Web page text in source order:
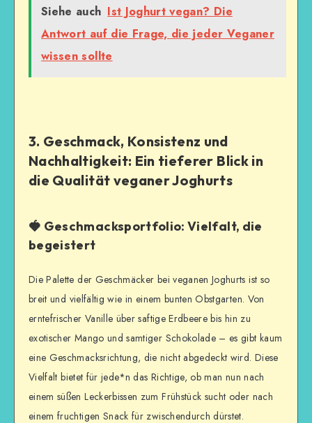
Siehe auch Ist Joghurt vegan? Die
Antwort auf die Frage, die jeder Veganer
wissen sollte
3. Geschmack, Konsistenz und
Nachhaltigkeit: Ein tieferer Blick in
die Qualität veganer Joghurts
🍓 Geschmacksportfolio: Vielfalt, die
begeistert
Die Palette der Geschmäcker bei veganen Joghurts ist so
breit und vielfältig wie in einem bunten Obstgarten. Von
erntefrischer Vanille über saftige Erdbeere bis hin zu
exotischer Mango und samtiger Schokolade – es gibt kaum
eine Geschmacksrichtung, die nicht abgedeckt wird. Diese
Vielfalt bietet für jede*n das Richtige, ob man nun nach
einem süßen Leckerbissen zum Frühstück sucht oder nach
einem fruchtigen Snack für zwischendurch dürstet.